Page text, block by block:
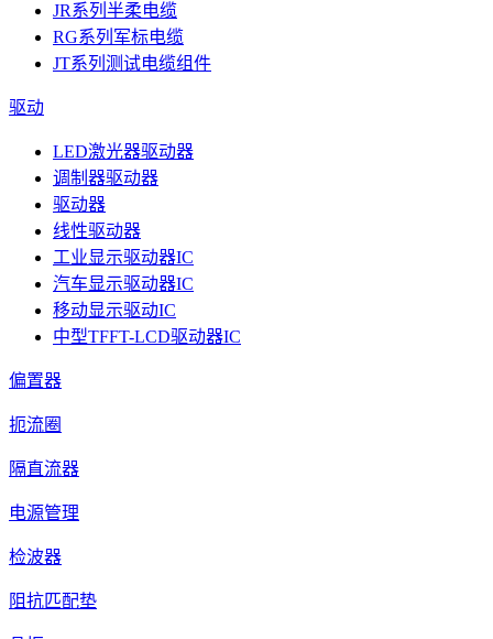
JR系列半柔电缆
RG系列军标电缆
JT系列测试电缆组件
驱动
LED激光器驱动器
调制器驱动器
驱动器
线性驱动器
工业显示驱动器IC
汽车显示驱动器IC
移动显示驱动IC
中型TFFT-LCD驱动器IC
偏置器
扼流圈
隔直流器
电源管理
检波器
阻抗匹配垫